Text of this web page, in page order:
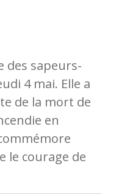
des sapeurs-
4 mai. Elle a
de la mort de
en
le courage de